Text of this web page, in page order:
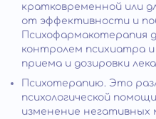
кратковременной или
от эффективности и
Психофармакотерапия
контролем психиатра
приема и дозировки
Психотерапию. Это
психологической
изменение негативных